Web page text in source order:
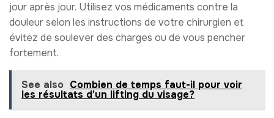
jour après jour. Utilisez vos médicaments contre la
douleur selon les instructions de votre chirurgien et
évitez de soulever des charges ou de vous pencher
fortement.
See also Combien de temps faut-il pour voir
les résultats d’un lifting du visage?